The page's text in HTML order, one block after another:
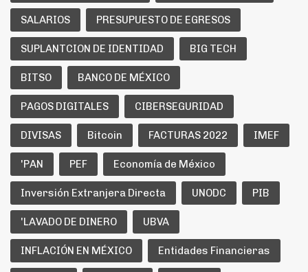
SALARIOS PRESUPUESTO DE EGRESOS
SUPLANTCION DE IDENTIDAD BIG TECH
BITSO BANCO DE MÉXICO
PAGOS DIGITALES CIBERSEGURIDAD
DIVISAS Bitcoin FACTURAS 2022 IMEF
'PAN PEF Economía de México
Inversión Extranjera Directa UNODC PIB
'LAVADO DE DINERO UBVA
INFLACIÓN EN MÉXICO Entidades Financieras